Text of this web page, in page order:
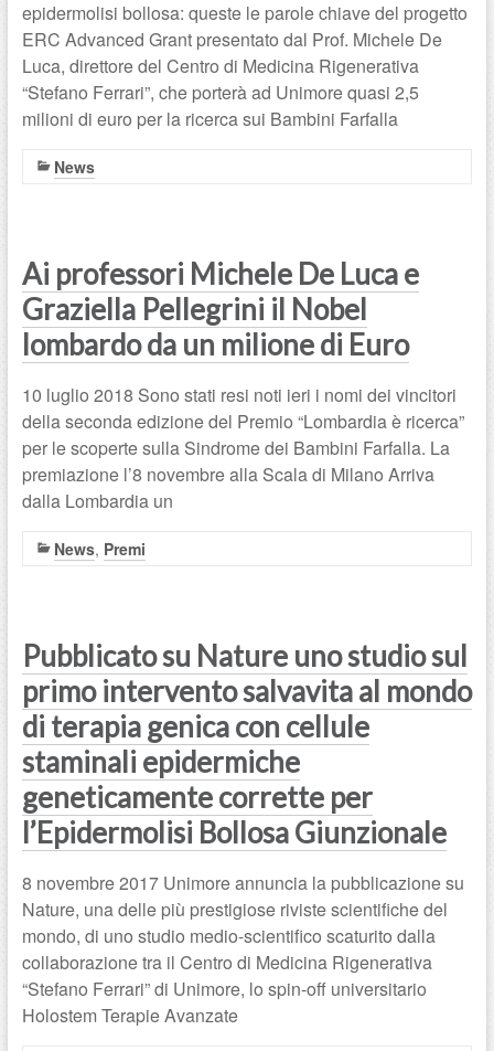
epidermolisi bollosa: queste le parole chiave del progetto
ERC Advanced Grant presentato dal Prof. Michele De
Luca, direttore del Centro di Medicina Rigenerativa
“Stefano Ferrari”, che porterà ad Unimore quasi 2,5
milioni di euro per la ricerca sui Bambini Farfalla
News
Ai professori Michele De Luca e
Graziella Pellegrini il Nobel
lombardo da un milione di Euro
10 luglio 2018 Sono stati resi noti ieri i nomi dei vincitori
della seconda edizione del Premio “Lombardia è ricerca”
per le scoperte sulla Sindrome dei Bambini Farfalla. La
premiazione l’8 novembre alla Scala di Milano Arriva
dalla Lombardia un
News, Premi
Pubblicato su Nature uno studio sul
primo intervento salvavita al mondo
di terapia genica con cellule
staminali epidermiche
geneticamente corrette per
l’Epidermolisi Bollosa Giunzionale
8 novembre 2017 Unimore annuncia la pubblicazione su
Nature, una delle più prestigiose riviste scientifiche del
mondo, di uno studio medio-scientifico scaturito dalla
collaborazione tra il Centro di Medicina Rigenerativa
“Stefano Ferrari” di Unimore, lo spin-off universitario
Holostem Terapie Avanzate